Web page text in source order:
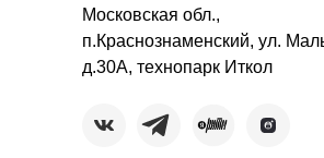
Московская обл.,
п.Краснознаменский, ул.
д.30А, технопарк Иткол